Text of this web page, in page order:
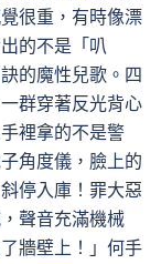
很重，有時像漂
的不是「叭
的魔性兒歌。四
群穿著反光背心
裡拿的不是警
角度儀，臉上的
停入庫！罪大惡
聲音充滿機械
牆壁上！」何手